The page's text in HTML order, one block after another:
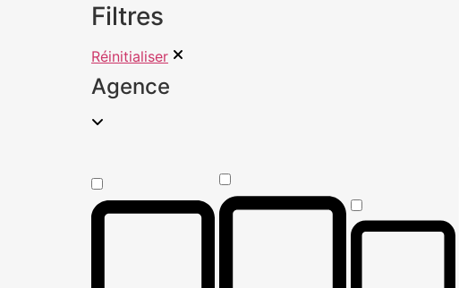
Filtres
Réinitialiser
Agence